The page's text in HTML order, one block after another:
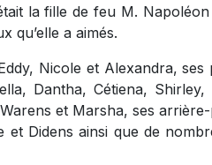
la fille de feu M.
qu’elle a aimés.
Nicole et Alexandra, ses
Dantha, Cétiena,
et Marsha, ses
et Didens ainsi que de